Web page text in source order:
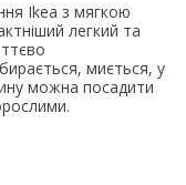
Ikea з мягкою
легкий та
миється, у
можна посадити